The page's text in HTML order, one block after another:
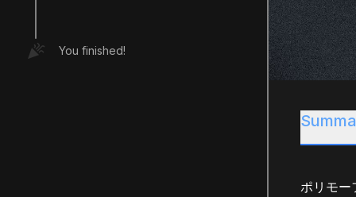
You finished!
ポリモー